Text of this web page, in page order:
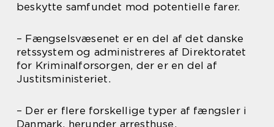
beskytte samfundet mod potentielle farer.
– Fængselsvæsenet er en del af det danske
retssystem og administreres af Direktoratet
for Kriminalforsorgen, der er en del af
Justitsministeriet.
– Der er flere forskellige typer af fængsler i
Danmark, herunder arresthuse,